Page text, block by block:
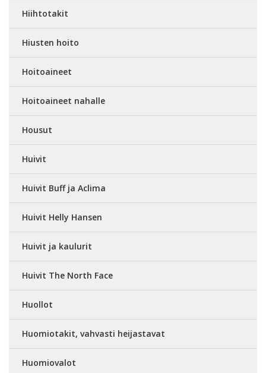
Hiihtotakit
Hiusten hoito
Hoitoaineet
Hoitoaineet nahalle
Housut
Huivit
Huivit Buff ja Aclima
Huivit Helly Hansen
Huivit ja kaulurit
Huivit The North Face
Huollot
Huomiotakit, vahvasti heijastavat
Huomiovalot